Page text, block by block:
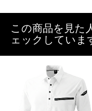
この商品を見た
ェックしていま